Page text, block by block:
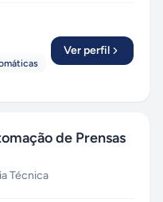
Ver perfil
de Prensas
Técnica